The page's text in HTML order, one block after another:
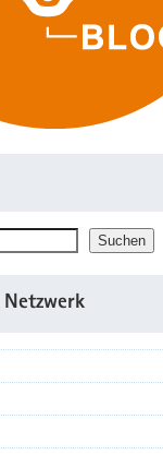
Suchen
Netzwerk